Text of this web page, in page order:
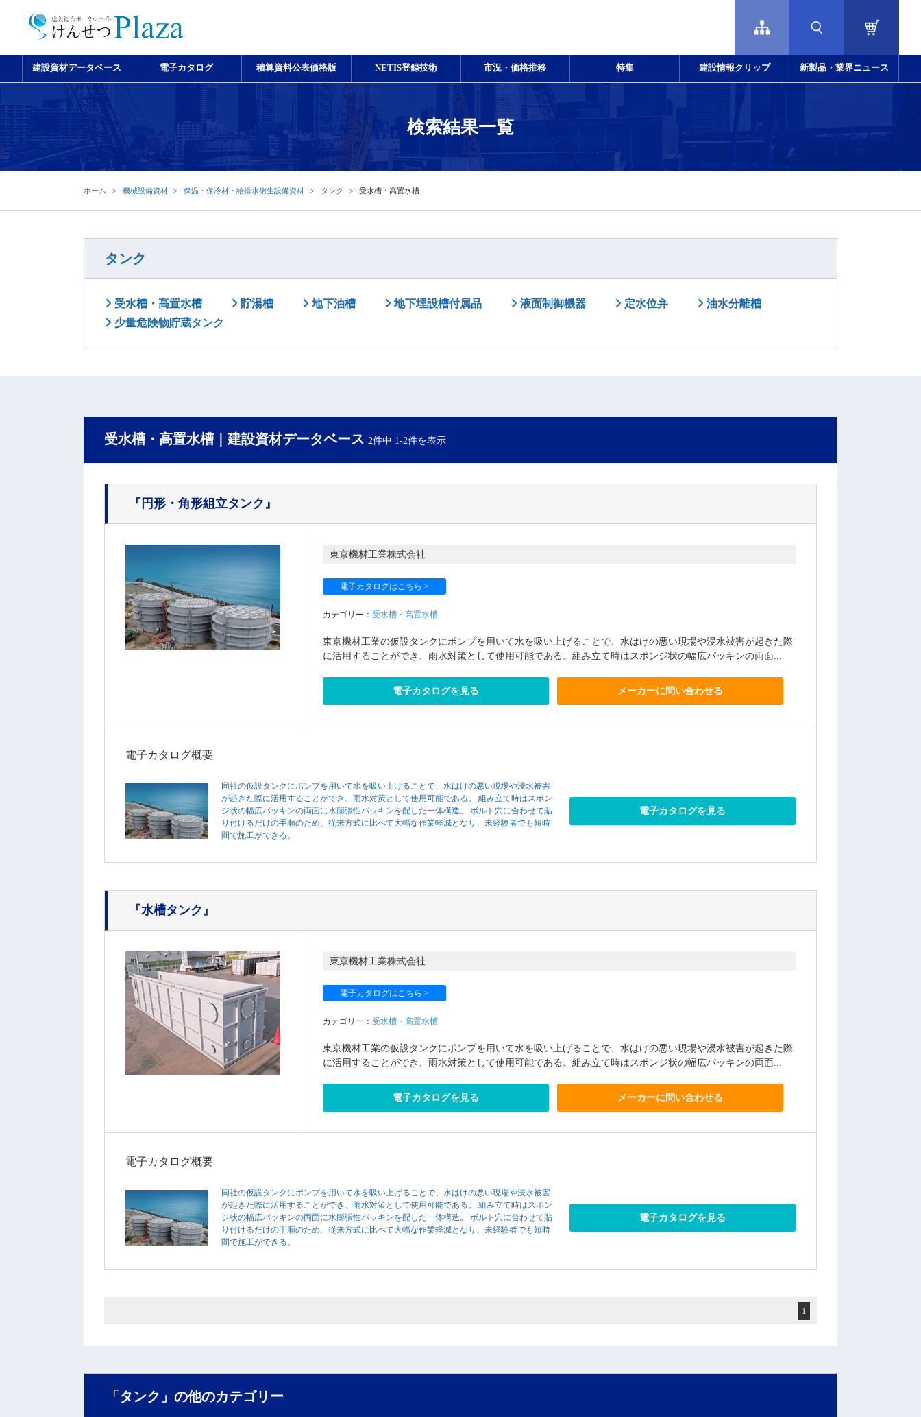
建設資材データベース 電子カタログ 積算資料公表価格版 NETIS登録技術 市況・価格推移 特集 建設情報クリップ 新製品・業界ニュース
検索結果一覧
ホーム 機械設備資材 保温・保冷材・給排水衛生設備資材 タンク 受水槽・高置水槽
タンク
受水槽・高置水槽 貯湯槽 地下油槽 地下埋設槽付属品 液面制御機器 定水位弁
油水分離槽
少量危険物貯蔵タンク
受水槽・高置水槽｜建設資材データベース 2件中 1-2件を表示
『円形・角形組立タンク』
東京機材工業株式会社
電子カタログはこちら >
カテゴリー： 受水槽・高置水槽
東京機材工業の仮設タンクにポンプを用いて水を吸い上げることで、水はけの悪い現場や浸水被害が起きた際
に活用することができ、雨水対策として使用可能である。組み立て時はスポンジ状の幅広パッキンの両面...
電子カタログを見る メーカーに問い合わせる
電子カタログ概要
同社の仮設タンクにポンプを用いて水を吸い上げることで、水はけの悪い現場や浸水被害
が起きた際に活用することができ、雨水対策として使用可能である。 組み立て時はスポン
ジ状の幅広パッキンの両面に水膨張性パッキンを配した一体構造。 ボルト穴に合わせて貼
り付けるだけの手順のため、従来方式に比べて大幅な作業軽減となり、未経験者でも短時
間で施工ができる。
電子カタログを見る
『水槽タンク』
東京機材工業株式会社
電子カタログはこちら >
カテゴリー： 受水槽・高置水槽
東京機材工業の仮設タンクにポンプを用いて水を吸い上げることで、水はけの悪い現場や浸水被害が起きた際
に活用することができ、雨水対策として使用可能である。組み立て時はスポンジ状の幅広パッキンの両面...
電子カタログを見る メーカーに問い合わせる
電子カタログ概要
同社の仮設タンクにポンプを用いて水を吸い上げることで、水はけの悪い現場や浸水被害
が起きた際に活用することができ、雨水対策として使用可能である。 組み立て時はスポン
ジ状の幅広パッキンの両面に水膨張性パッキンを配した一体構造。 ボルト穴に合わせて貼
り付けるだけの手順のため、従来方式に比べて大幅な作業軽減となり、未経験者でも短時
間で施工ができる。
電子カタログを見る
1
「タンク」の他のカテゴリー